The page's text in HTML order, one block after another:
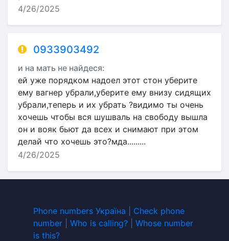
4/26/2025
0933903492
и на мать не найдеся:
ей уже порядком надоел этот стон уберите
ему вагнер убрали,уберите ему внизу сидящих
убрали,теперь и их убрать ?видимо ты очень
хочешь чтобы вся шушваль на свободу вышла
он и вояк бьют да всех и снимают при этом
делай что хочешь это?мда.........
4/26/2025
Phone numbers Україна | Check phone
number | Who is calling? | Whose number
is this?